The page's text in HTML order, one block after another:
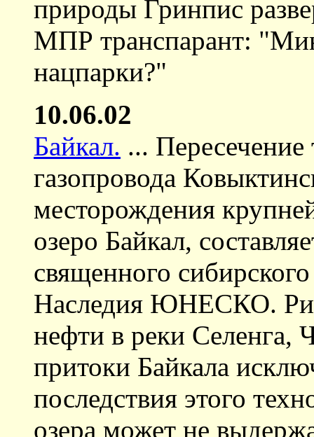
природы Гринпис
МПР транспарант:
нацпарки?"
10.06.02
Байкал. ...
газопровода
месторождения
озеро Байкал,
священного
Наследия ЮНЕСКО.
нефти в реки Селенга,
притоки Байкала
последствия этого
озера может не